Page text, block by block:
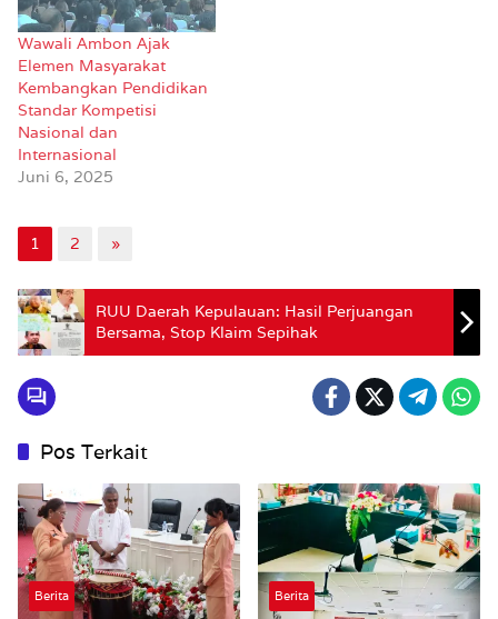
Wawali Ambon Ajak
Elemen Masyarakat
Kembangkan Pendidikan
Standar Kompetisi
Nasional dan
Internasional
Juni 6, 2025
1 2 »
RUU Daerah Kepulauan: Hasil Perjuangan
Bersama, Stop Klaim Sepihak
Pos Terkait
Berita Berita